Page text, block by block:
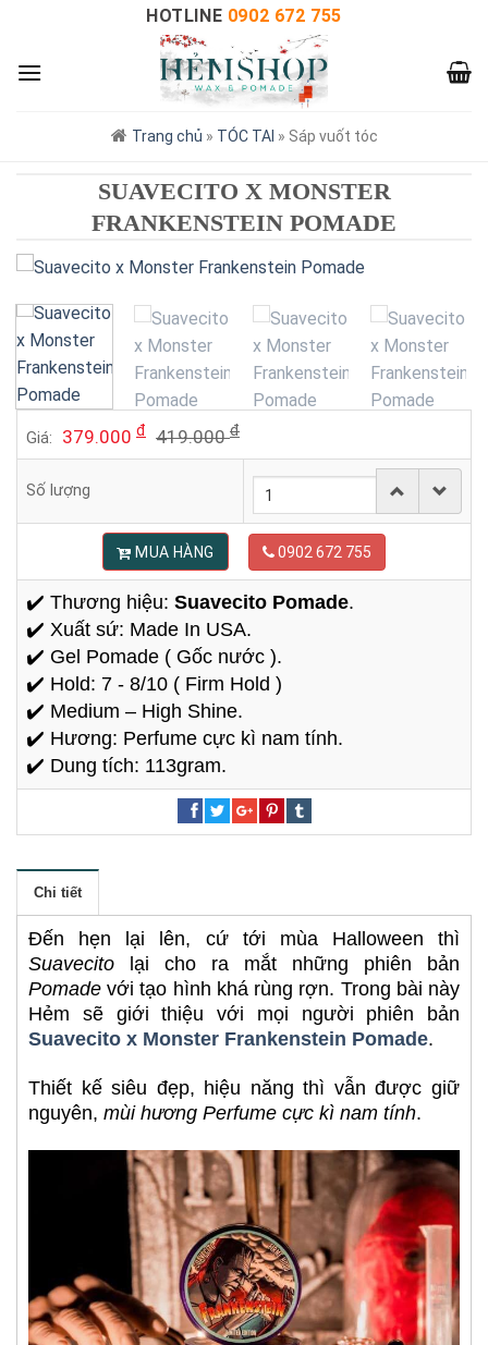
HOTLINE 0902 672 755
Trang chủ » TÓC TAI » Sáp vuốt tóc
SUAVECITO X MONSTER
FRANKENSTEIN POMADE
Giá: 379.000 đ 419.000đ
Số lượng
MUA HÀNG 0902 672 755
✔️ Thương hiệu: Suavecito Pomade.
✔️ Xuất sứ: Made In USA.
✔️ Gel Pomade ( Gốc nước ).
✔️ Hold: 7 - 8/10 ( Firm Hold )
✔️ Medium – High Shine.
✔️ Hương: Perfume cực kì nam tính.
✔️ Dung tích: 113gram.
Chi tiết
Đến hẹn lại lên, cứ tới mùa Halloween thì
Suavecito lại cho ra mắt những phiên bản
Pomade với tạo hình khá rùng rợn. Trong bài này
Hẻm sẽ giới thiệu với mọi người phiên bản
Suavecito x Monster Frankenstein Pomade.
Thiết kế siêu đẹp, hiệu năng thì vẫn được giữ
nguyên, mùi hương Perfume cực kì nam tính.